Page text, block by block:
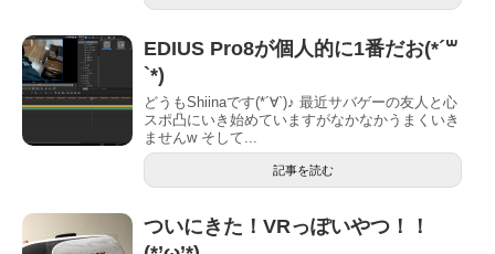
EDIUS Pro8が個人的に1番だお(*´꒳
`*)
どうもShiinaです(*´∀`)♪ 最近サバゲーの友人と心
スポ凸にいき始めていますがなかなかうまくいき
ませんw そして...
記事を読む
ついにきた！VRっぽいやつ！！